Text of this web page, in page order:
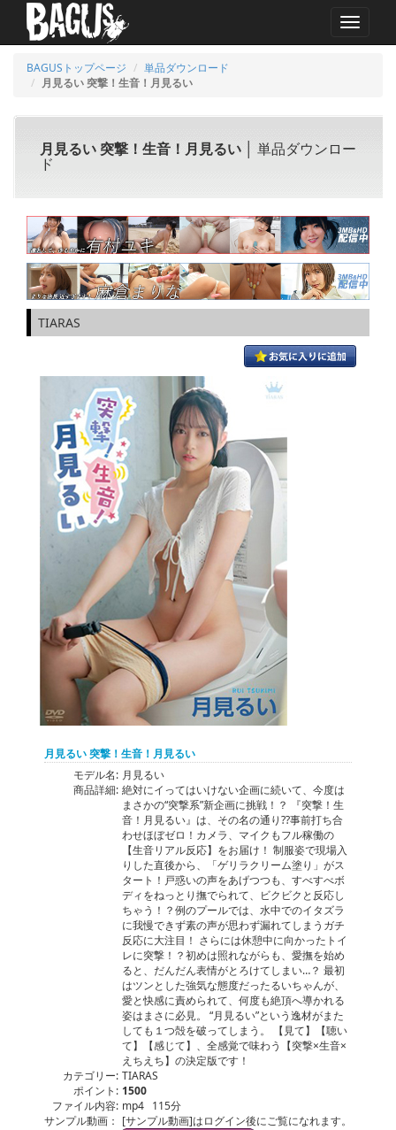
MENU
BAGUSトップページ
単品ダウンロード
月見るい 突撃！生音！月見るい
月見るい 突撃！生音！月見るい │ 単品ダウンロー
ド
TIARAS
月見るい 突撃！生音！月見るい
モデル名: 月見るい
商品詳細: 絶対にイってはいけない企画に続いて、今度は
まさかの“突撃系”新企画に挑戦！？ 『突撃！生
音！月見るい』は、その名の通り??事前打ち合
わせほぼゼロ！カメラ、マイクもフル稼働の
【生音リアル反応】をお届け！ 制服姿で現場入
りした直後から、「ゲリラクリーム塗り」がス
タート！戸惑いの声をあげつつも、すべすべボ
ディをねっとり撫でられて、ビクビクと反応し
ちゃう！？例のプールでは、水中でのイタズラ
に我慢できず素の声が思わず漏れてしまうガチ
反応に大注目！ さらには休憩中に向かったトイ
レに突撃！？初めは照れながらも、愛撫を始め
ると、だんだん表情がとろけてしまい…？ 最初
はツンとした強気な態度だったるいちゃんが、
愛と快感に責められて、何度も絶頂へ導かれる
姿はまさに必見。 “月見るい”という逸材がまた
しても１つ殻を破ってしまう。 【見て】【聴い
て】【感じて】、全感覚で味わう【突撃×生音×
えちえち】の決定版です！
カテゴリー: TIARAS
ポイント: 1500
ファイル内容: mp4 115分
サンプル動画： [サンプル動画]はログイン後にご覧になれます。